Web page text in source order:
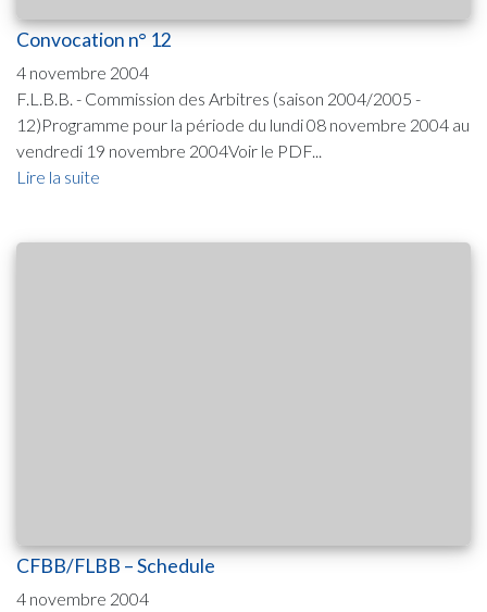
Convocation n° 12
4 novembre 2004
F.L.B.B. - Commission des Arbitres (saison 2004/2005 -
12)Programme pour la période du lundi 08 novembre 2004 au
vendredi 19 novembre 2004Voir le PDF...
Lire la suite
CFBB/FLBB – Schedule
4 novembre 2004